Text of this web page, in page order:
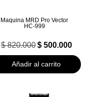
Maquina MRD Pro Vector
HC‑999
$820.000 El
precio
original
era:
$500.000El
actual
$ 500.000.
Añadir al carrito